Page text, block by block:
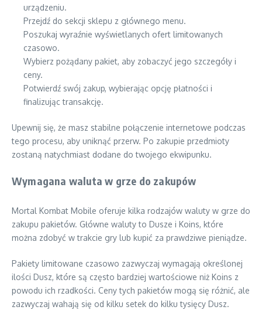
urządzeniu.
Przejdź do sekcji sklepu z głównego menu.
Poszukaj wyraźnie wyświetlanych ofert limitowanych
czasowo.
Wybierz pożądany pakiet, aby zobaczyć jego szczegóły i
ceny.
Potwierdź swój zakup, wybierając opcję płatności i
finalizując transakcję.
Upewnij się, że masz stabilne połączenie internetowe podczas
tego procesu, aby uniknąć przerw. Po zakupie przedmioty
zostaną natychmiast dodane do twojego ekwipunku.
Wymagana waluta w grze do zakupów
Mortal Kombat Mobile oferuje kilka rodzajów waluty w grze do
zakupu pakietów. Główne waluty to Dusze i Koins, które
można zdobyć w trakcie gry lub kupić za prawdziwe pieniądze.
Pakiety limitowane czasowo zazwyczaj wymagają określonej
ilości Dusz, które są często bardziej wartościowe niż Koins z
powodu ich rzadkości. Ceny tych pakietów mogą się różnić, ale
zazwyczaj wahają się od kilku setek do kilku tysięcy Dusz.